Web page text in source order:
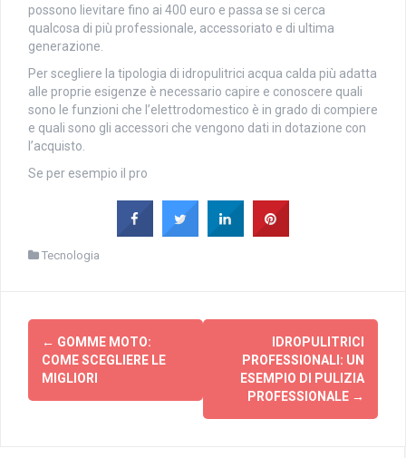
possono lievitare fino ai 400 euro e passa se si cerca
qualcosa di più professionale, accessoriato e di ultima
generazione.
Per scegliere la tipologia di idropulitrici acqua calda più adatta
alle proprie esigenze è necessario capire e conoscere quali
sono le funzioni che l’elettrodomestico è in grado di compiere
e quali sono gli accessori che vengono dati in dotazione con
l’acquisto.
Se per esempio il pro
Tecnologia
Navigazione
articolo
← GOMME MOTO:
COME SCEGLIERE LE
MIGLIORI
IDROPULITRICI
PROFESSIONALI: UN
ESEMPIO DI PULIZIA
PROFESSIONALE →